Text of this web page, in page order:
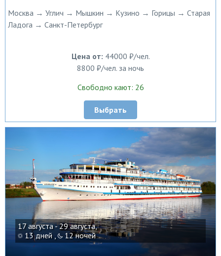
Москва → Углич → Мышкин → Кузино → Горицы → Старая
Ладога → Санкт-Петербург
Цена от: 44000 ₽/чел.
8800 ₽/чел. за ночь
Свободно кают: 26
Выбрать
17 августа - 29 августа,
13 дней ,
12 ночей